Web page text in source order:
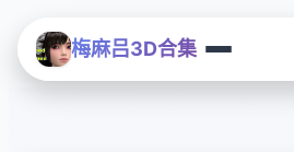
梅麻吕3D合集